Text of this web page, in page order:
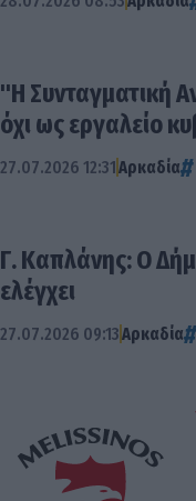
"Η Συνταγματική
όχι ως εργαλείο
27.07.2026 12:31Αρκαδία
Γ. Καπλάνης: Ο
ελέγχει
27.07.2026 09:13Αρκαδία